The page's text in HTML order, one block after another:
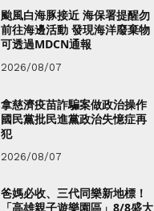
颱風白海豚接近 海保署提醒勿
前往海邊活動 發現海洋廢棄物
可透過MDCN通報
2026/08/07
拿慈濟疫苗詐騙案做政治操作
國民黨批民進黨政治失憶症再
犯
2026/08/07
爸媽必收、三代同樂新地標！
「高雄親子遊樂園區」8/8盛大